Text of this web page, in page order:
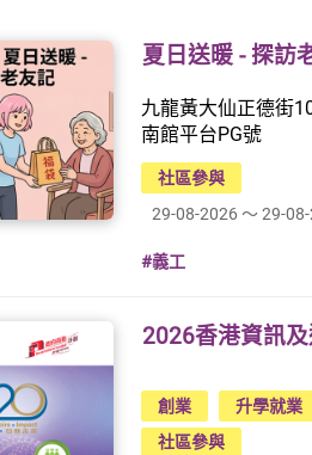
夏日送暖 - 探訪
九龍黃大仙正德街
南館平台PG號
社區參與
29-08-2026 ～ 29-
#義工
2026香港資訊
創業 升學就業
社區參與